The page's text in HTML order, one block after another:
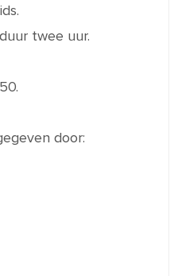
twee uur.
door: